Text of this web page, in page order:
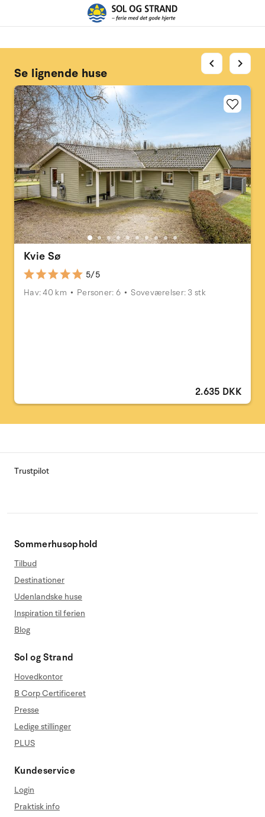
Se lignende huse
Kvie Sø
5/5
Hav: 40 km
Personer: 6 Soveværelser: 3 stk
2.635 DKK
chevron_left chevron_right
Trustpilot
Sommerhusophold
Tilbud
Destinationer
Udenlandske huse
Inspiration til ferien
Blog
Sol og Strand
Hovedkontor
B Corp Certificeret
Presse
Ledige stillinger
PLUS
Kundeservice
Login
Praktisk info